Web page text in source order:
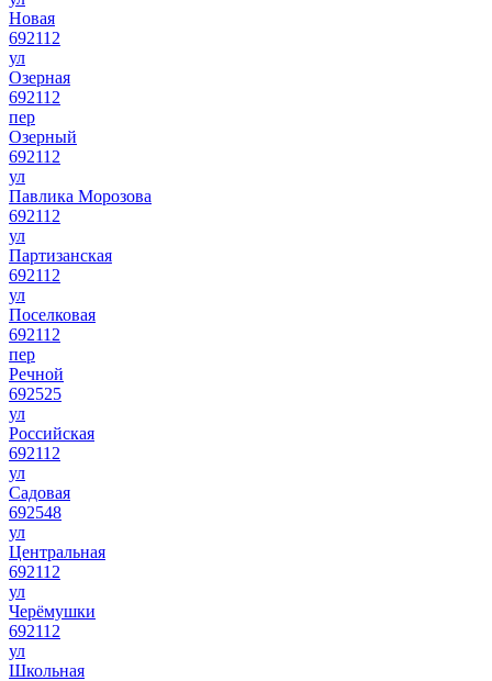
Новая
692112
ул
Озерная
692112
пер
Озерный
692112
ул
Павлика Морозова
692112
ул
Партизанская
692112
ул
Поселковая
692112
пер
Речной
692525
ул
Российская
692112
ул
Садовая
692548
ул
Центральная
692112
ул
Черёмушки
692112
ул
Школьная